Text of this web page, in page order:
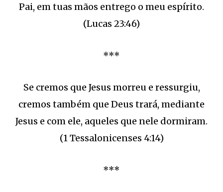
Pai, em tuas mãos entrego o meu espírito.
(Lucas 23:46)
***
Se cremos que Jesus morreu e ressurgiu,
cremos também que Deus trará, mediante
Jesus e com ele, aqueles que nele dormiram.
(1 Tessalonicenses 4:14)
***